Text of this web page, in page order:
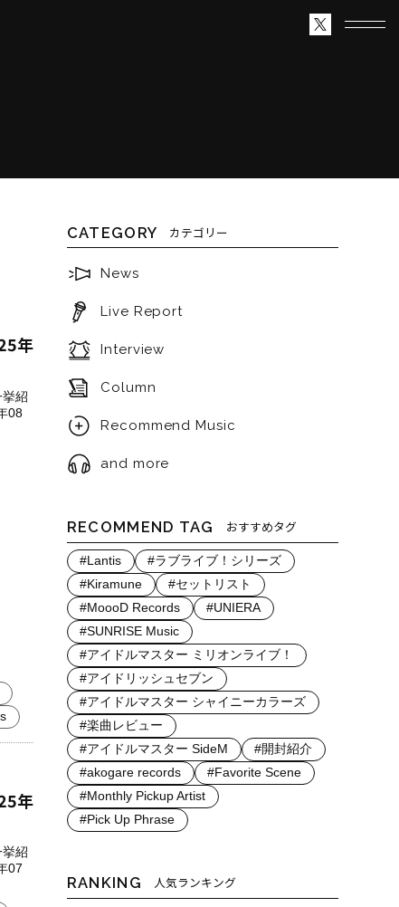
年
紹
08
年
紹
07
CATEGORY カテゴリー
News
Live Report
Interview
Column
Recommend Music
and more
RECOMMEND TAG おすすめタグ
#Lantis
#ラブライブ！シリーズ
#Kiramune
#セットリスト
#MoooD Records
#UNIERA
#SUNRISE Music
#アイドルマスター ミリオンライブ！
#アイドリッシュセブン
#アイドルマスター シャイニーカラーズ
#楽曲レビュー
#アイドルマスター SideM
#開封紹介
#akogare records
#Favorite Scene
#Monthly Pickup Artist
#Pick Up Phrase
RANKING 人気ランキング